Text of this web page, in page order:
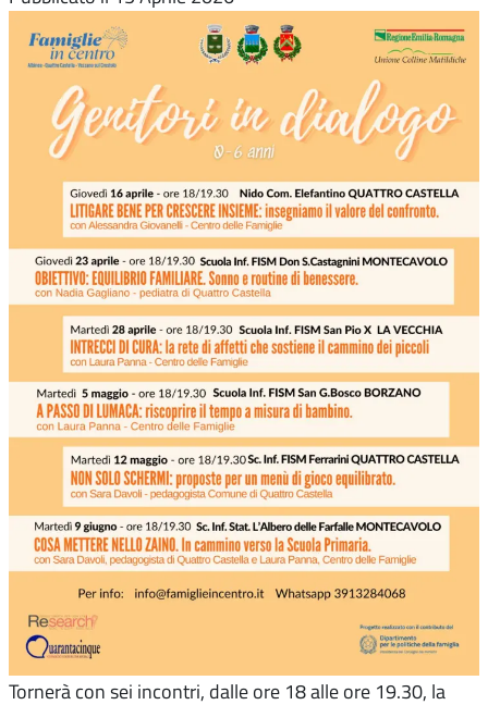
Tornerà con sei incontri, dalle ore 18 alle ore 19.30, la